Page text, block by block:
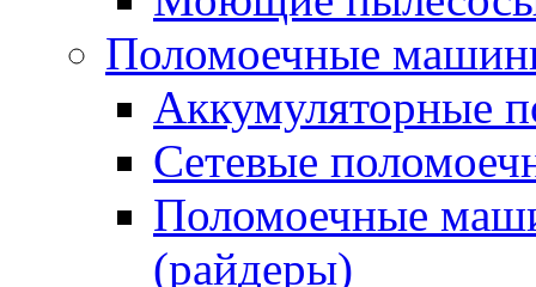
Поломоечные
Аккумуляторные
Сетевые
Поломоечные
(райдеры)